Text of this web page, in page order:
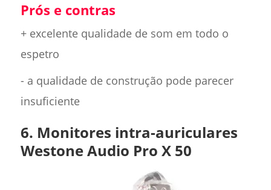
Prós e contras
+ excelente qualidade de som em todo o
espetro
- a qualidade de construção pode parecer
insuficiente
6. Monitores intra-auriculares
Westone Audio Pro X 50